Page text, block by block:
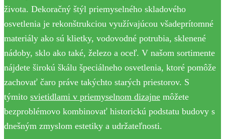
života. Dekoračný štýl priemyselného skladového
osvetlenia je rekonštrukciou využívajúcou všadeprítomné
materiály ako sú klietky, vodovodné potrubia, sklenené
nádoby, sklo ako také, železo a oceľ. V našom sortimente
nájdete širokú škálu špeciálneho osvetlenia, ktoré pomôže
zachovať čaro práve takýchto starých priestorov. S
týmito svietidlami v priemyselnom dizajne môžete
bezproblémovo kombinovať historickú podstatu budovy s
dnešným zmyslom estetiky a udržateľnosti.